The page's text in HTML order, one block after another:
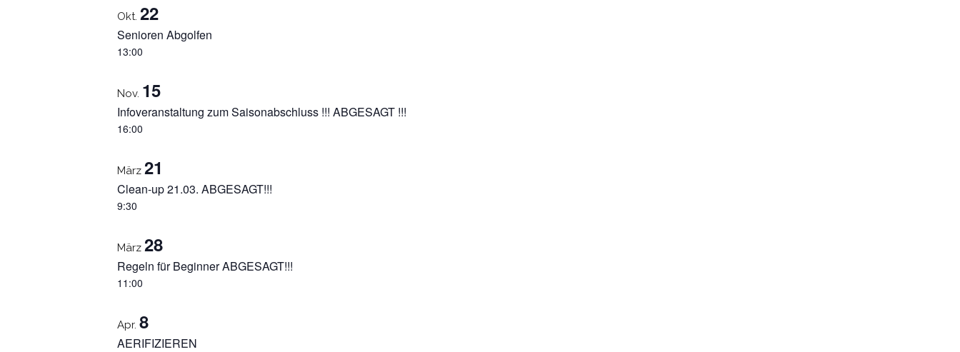
Okt. 22
Senioren Abgolfen
13:00
Nov. 15
Infoveranstaltung zum Saisonabschluss !!! ABGESAGT !!!
16:00
März 21
Clean-up 21.03. ABGESAGT!!!
9:30
März 28
Regeln für Beginner ABGESAGT!!!
11:00
Apr. 8
AERIFIZIEREN